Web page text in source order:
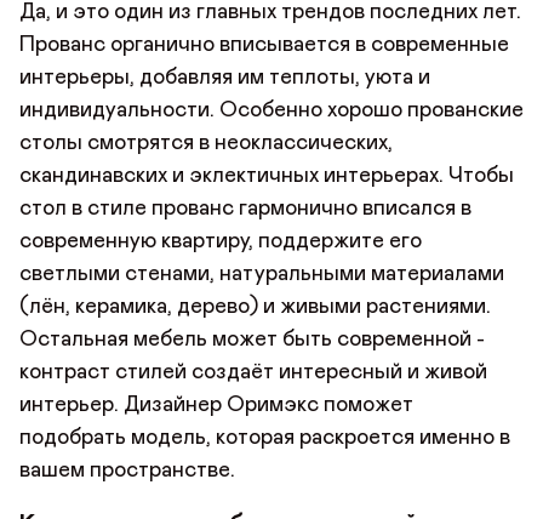
Да, и это один из главных трендов последних лет.
Прованс органично вписывается в современные
интерьеры, добавляя им теплоты, уюта и
индивидуальности. Особенно хорошо прованские
столы смотрятся в неоклассических,
скандинавских и эклектичных интерьерах. Чтобы
стол в стиле прованс гармонично вписался в
современную квартиру, поддержите его
светлыми стенами, натуральными материалами
(лён, керамика, дерево) и живыми растениями.
Остальная мебель может быть современной -
контраст стилей создаёт интересный и живой
интерьер. Дизайнер Оримэкс поможет
подобрать модель, которая раскроется именно в
вашем пространстве.